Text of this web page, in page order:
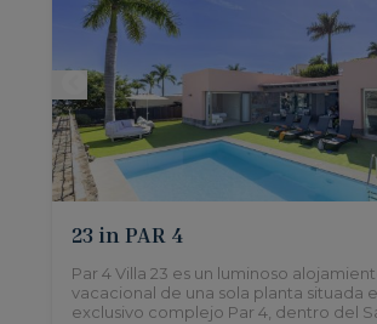
23 in PAR 4
Par 4 Villa 23 es un luminoso
vacacional de una sola planta situada
exclusivo complejo Par 4, dentro del